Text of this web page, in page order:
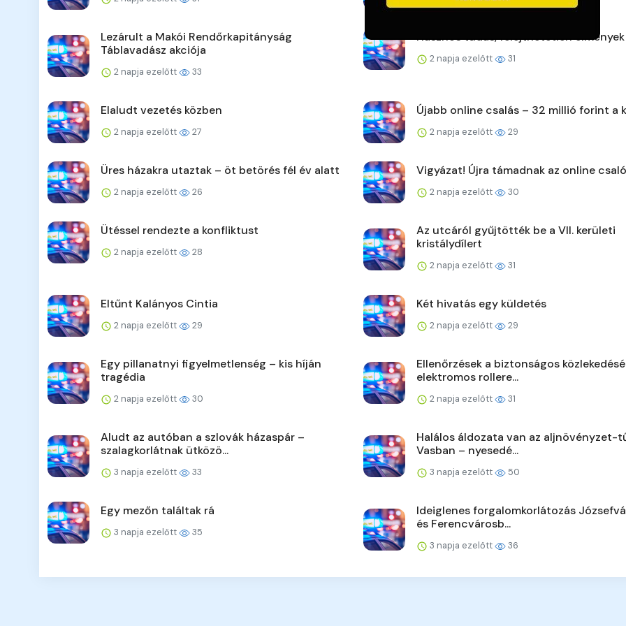
Lezárult a Makói Rendőrkapitányság
Táblavadász akciója
2 napja ezelőtt 33
Hasznos tudás, felejthetetlen élmények
2 napja ezelőtt 31
Elaludt vezetés közben
2 napja ezelőtt 27
Újabb online csalás – 32 millió forint a
2 napja ezelőtt 29
Üres házakra utaztak – öt betörés fél év alatt
2 napja ezelőtt 26
Vigyázat! Újra támadnak az online
2 napja ezelőtt 30
Ütéssel rendezte a konfliktust
2 napja ezelőtt 28
Az utcáról gyűjtötték be a VII. kerületi
kristálydílert
2 napja ezelőtt 31
Eltűnt Kalányos Cintia
2 napja ezelőtt 29
Két hivatás egy küldetés
2 napja ezelőtt 29
Egy pillanatnyi figyelmetlenség – kis híján
tragédia
2 napja ezelőtt 30
Ellenőrzések a biztonságos
elektromos rollere...
2 napja ezelőtt 31
Aludt az autóban a szlovák házaspár –
szalagkorlátnak ütközö...
3 napja ezelőtt 33
Halálos áldozata van az aljnövényzet-
Vasban – nyesedé...
3 napja ezelőtt 50
Egy mezőn találtak rá
3 napja ezelőtt 35
Ideiglenes forgalomkorlátozás
és Ferencvárosb...
3 napja ezelőtt 36